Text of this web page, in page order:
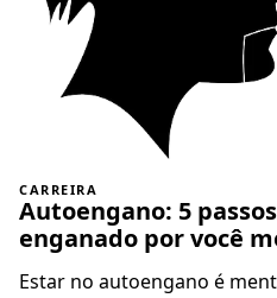
CARREIRA
Autoengano: 5
enganado por você
Estar no autoengano é